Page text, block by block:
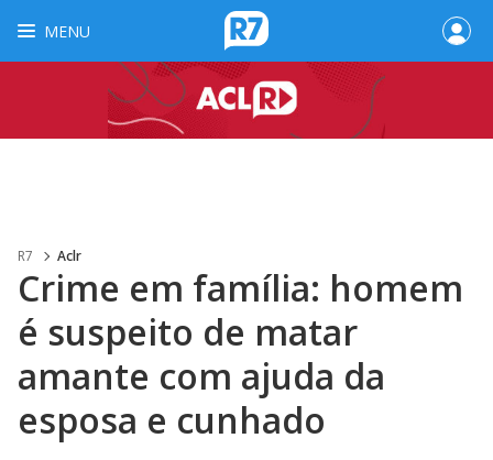
MENU
R7 Aclr
Crime em família: homem
é suspeito de matar
amante com ajuda da
esposa e cunhado